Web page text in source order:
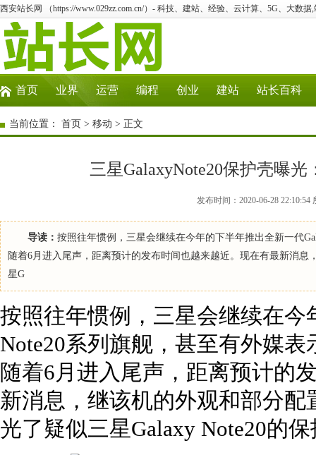
西安站长网 （https://www.029zz.com.cn/）- 科技、建站、经验、云计算、5G、大数据
首页 业界 运营 编程 创业 建站 站长百科
当前位置： 首页 > 移动 > 正文
三星GalaxyNote20保护壳曝
发布时间：2020-06-28
导读： 按照往年惯例，三星会继续在今年的下半年推出全新一代
随着6月进入尾声，距离预计的发布时间也越来越近。现在有最新消
星G
按照往年惯例，三星会继续在今
Note20系列旗舰，甚至有外媒
随着6月进入尾声，距离预计的
新消息，继该机的外观和部分
光了疑似三星Galaxy Note20的